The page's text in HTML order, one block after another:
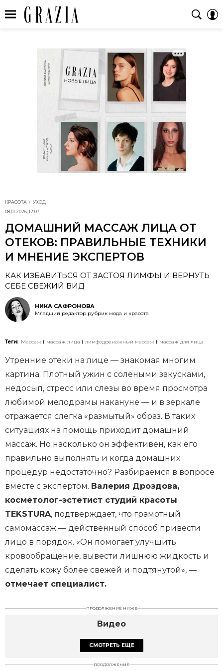
КРАСОТА
УХОД
08.01.2026, 12:07
ДОМАШНИЙ МАССАЖ ЛИЦА ОТ
ОТЕКОВ: ПРАВИЛЬНЫЕ ТЕХНИКИ
И МНЕНИЕ ЭКСПЕРТОВ
КАК ИЗБАВИТЬСЯ ОТ ЗАСТОЯ ЛИМФЫ И ВЕРНУТЬ
СЕБЕ СВЕЖИЙ ВИД
НИКА САФРОНОВА
Младший редактор рубрик мода и красота
Теги: Массаж массаж лица лимфодренажный массаж массаж для лица
Утренние отеки на лице — знакомая многим
картина. Плотный ужин с солеными закусками,
недосып, стресс или слезы во время просмотра
любимой мелодрамы накануне — и в зеркале
отражается слегка «размытый» образ. В таких
ситуациях на помощь приходит домашний
массаж. Но насколько он эффективен, как его
правильно выполнять и когда домашних
процедур недостаточно? Разбираемся в вопросе
вместе с экспертом. Валерия Дроздова,
косметолог-эстетист студий красоты
TEKSTURA, подтверждает, что грамотный
самомассаж — действенный способ привести
лицо в порядок. «Он помогает улучшить
кровообращение, вывести лишнюю жидкость и
сделать кожу более свежей и подтянутой», —
отмечает специалист.
ПРОДОЛЖЕНИЕ НИЖЕ
Видео
СМОТРЕТЬ ЕЩЕ
ПРОДОЛЖЕНИЕ